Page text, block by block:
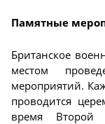
Памятные
Британское
местом
мероприятий.
проводится
время